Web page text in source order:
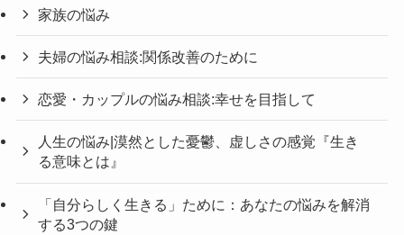
家族の悩み
夫婦の悩み相談:関係改善のために
恋愛・カップルの悩み相談:幸せを目指して
人生の悩み|漠然とした憂鬱、虚しさの感覚『生き
る意味とは』
「自分らしく生きる」ために：あなたの悩みを解消
する3つの鍵